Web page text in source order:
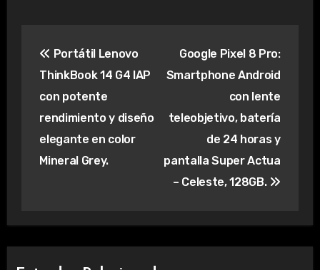
de
entradas
Portátil Lenovo
ThinkBook 14 G4 IAP
con potente
rendimiento y diseño
elegante en color
Mineral Grey.
Google Pixel 8 Pro:
Smartphone Android
con lente
teleobjetivo, batería
de 24 horas y
pantalla Super Actua
– Celeste, 128GB.